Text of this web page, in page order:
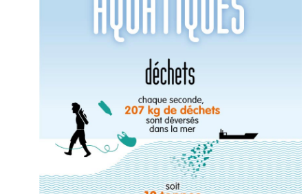
Comment j’ai opéré ma vélorution toute personnelle
dansComment j’ai opéré ma vélorution toute
On parle de quoi ?
Bon plan du dimanche
Coup de coeur
Engagé